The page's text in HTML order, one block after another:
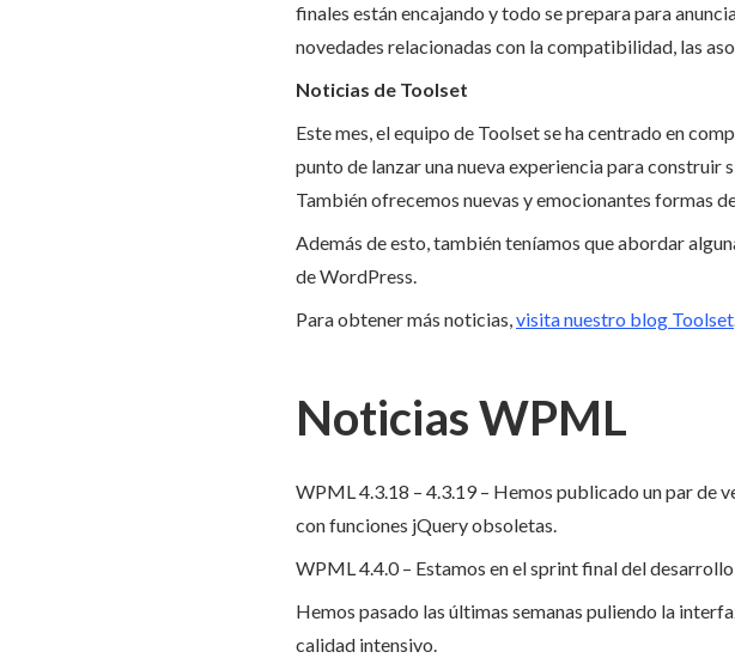
finales están encajando y todo se prepara para
novedades relacionadas con la compatibilidad, las
Noticias de Toolset
Este mes, el equipo de Toolset se ha centrado en
punto de lanzar una nueva experiencia para
También ofrecemos nuevas y emocionantes formas
Además de esto, también teníamos que abordar
de WordPress.
Para obtener más noticias,visita nuestro blog Toolset
Noticias WPML
WPML 4.3.18 – 4.3.19 – Hemos publicado un par de
con funciones jQuery obsoletas.
WPML 4.4.0 – Estamos en el sprint final del
Hemos pasado las últimas semanas puliendo la
calidad intensivo.